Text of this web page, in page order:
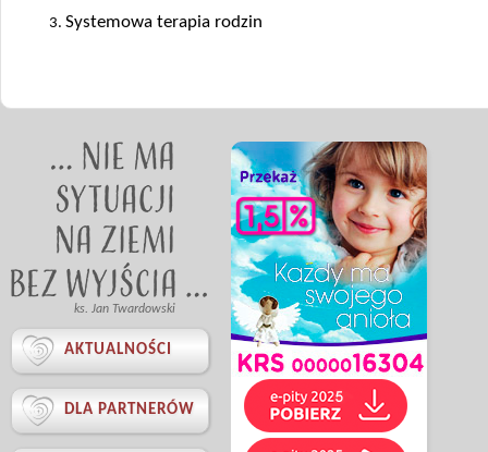
Systemowa terapia rodzin
ks. Jan Twardowski
 AKTUALNOŚCI
 DLA PARTNERÓW